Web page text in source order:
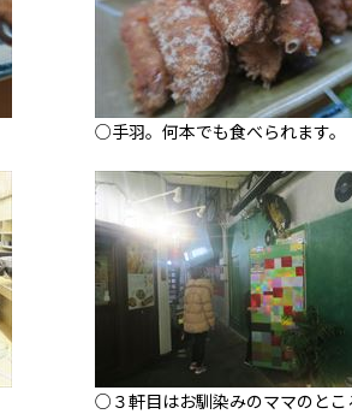
○手羽。何本でも食べられます。
○３軒目はお馴染みのママのとこ